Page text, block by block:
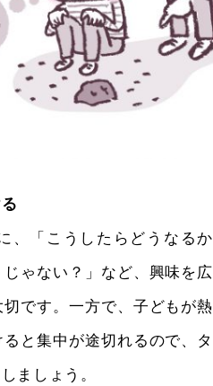
、「こうしたらどうなるか
ゃない？」など、興味を広
です。一方で、子どもが熱
と集中が途切れるので、タ
ましょう。